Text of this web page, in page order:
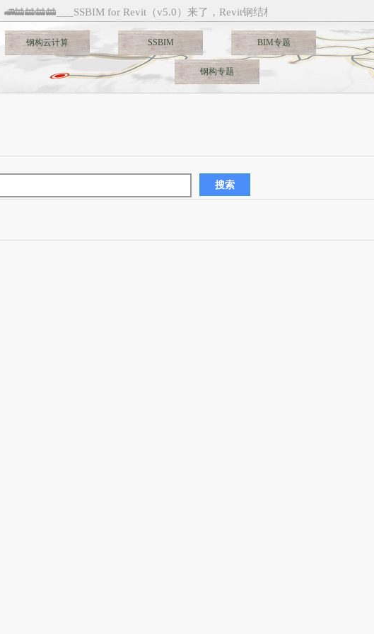
🚅🚋🚋🚋🚋___SSBIM for Revit（v5.0）来了，Revit钢结构建模新纪元___🚋🚋🚋🚋
钢构云计算 SSBIM BIM专题
钢构专题
搜索